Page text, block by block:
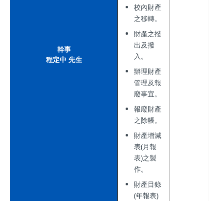
幹事
程定中 先生
校內財產
之移轉。
財產之撥
出及撥
入。
辦理財產
管理及報
廢事宜。
報廢財產
之除帳。
財產增減
表(月報
表)之製
作。
財產目錄
(年報表)